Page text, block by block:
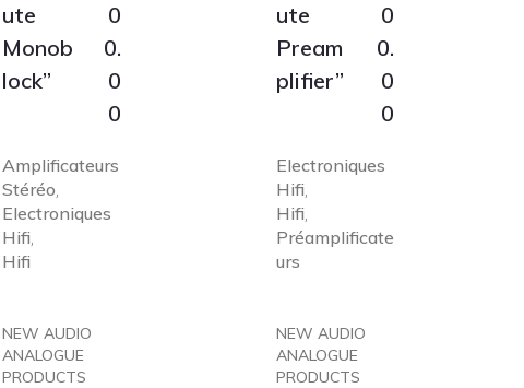
ute
Monob
lock”
0
0.
0
0
Amplificateurs
Stéréo
Electroniques
Hifi
Hifi
NEW AUDIO
ANALOGUE
PRODUCTS
ute
Pream
plifier”
0
0.
0
0
Electroniques
Hifi
Hifi
Préamplificate
urs
NEW AUDIO
ANALOGUE
PRODUCTS